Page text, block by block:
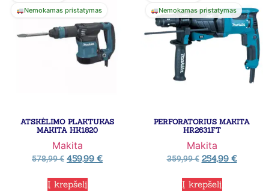
Nemokamas pristatymas
ATSKĖLIMO PLAKTUKAS
MAKITA HK1820
Makita
578,99€ 459,99 €
Į krepšelį
Nemokamas pristatymas
PERFORATORIUS MAKITA
HR2631FT
Makita
359,99€ 254,99 €
Į krepšelį